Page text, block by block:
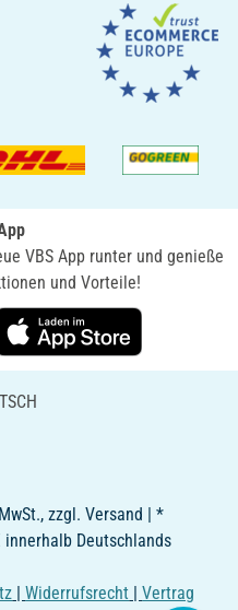
VBS App runter und genieße
und Vorteile!
zzgl. Versand | *
Deutschlands
|Widerrufsrecht |Vertrag